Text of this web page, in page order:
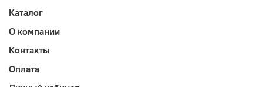
Каталог
О компании
Контакты
Оплата